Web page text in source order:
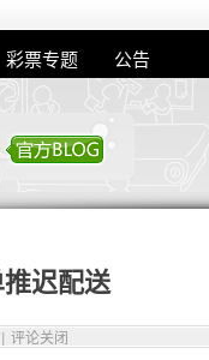
彩票专题 公告
迟配送
评论关闭